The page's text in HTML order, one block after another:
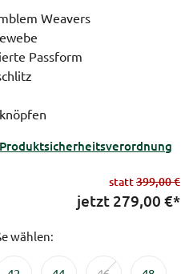
Weavers
Passform
statt399,00 €
jetzt 279,00 €*
wählen: